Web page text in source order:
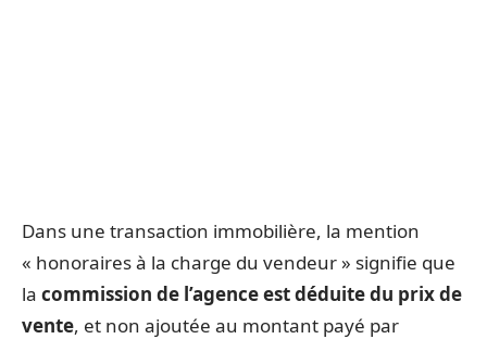
Dans une transaction immobilière, la mention
« honoraires à la charge du vendeur » signifie que
la commission de l’agence est déduite du prix de
vente, et non ajoutée au montant payé par